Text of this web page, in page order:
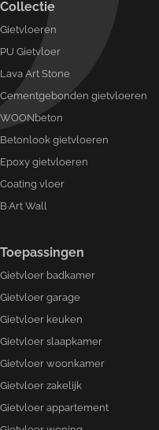
Collectie
Gietvloeren
PU Gietvloer
Lava Art Stone
Cementgebonden gietvloeren
WOONbeton
Betonlook gietvloeren
Epoxy gietvloeren
Coating vloer
B·Art Wall
Toepassingen
Gietvloer badkamer
Gietvloer garage
Gietvloer keuken
Gietvloer slaapkamer
Gietvloer woonkamer
Gietvloer zakelijk
Gietvloer appartement